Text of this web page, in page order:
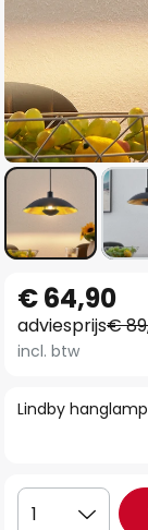
naar
het
begin
de
Lindby
€ 64,90
adviesprijs€
incl. btw
1